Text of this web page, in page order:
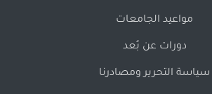
مواعيد الجامعات
دورات عن بُعد
سياسة التحرير ومصادرنا